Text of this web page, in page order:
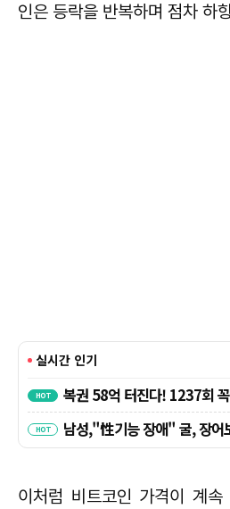
인은 등락을 반복하며 점차 하
이처럼 비트코인 가격이 계속